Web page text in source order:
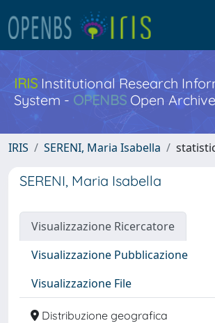
IRISInstitutional Research
System - OPENBS Open
IRIS SERENI, Maria Isabella
SERENI, Maria Isabella
Visualizzazione Ricercatore
Visualizzazione Pubblicazione
Visualizzazione File
Distribuzione geografica